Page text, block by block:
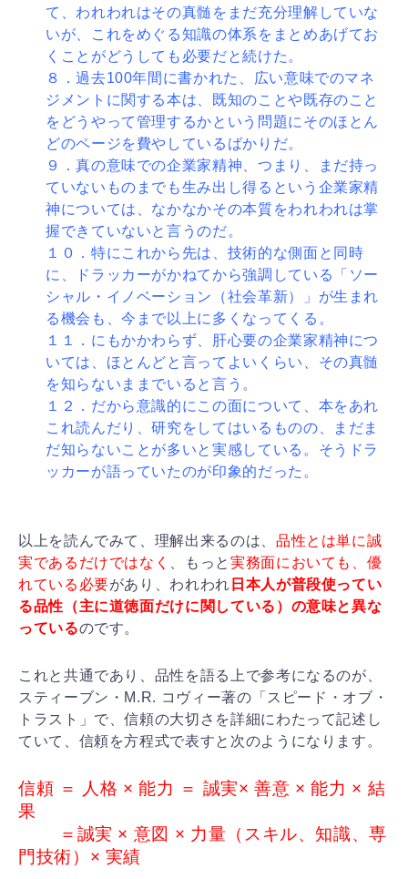
て、われわれはその真髄をまだ充分理解していな
いが、これをめぐる知識の体系をまとめあげてお
くことがどうしても必要だと続けた。
８．過去100年間に書かれた、広い意味でのマネ
ジメン トに関する本は、既知のことや既存のこと
をどうやって管理するかという問題にそのほとん
どのページを費やしてい るばかりだ。
９．真の意味での企業家精神、つまり、まだ持っ
ていない ものまでも生み出し得るという企業家精
神については、なかなかその本質をわれわれは掌
握できていないと言うのだ。
１０．特にこれから先は、技術的な側面と同時
に、ドラッ カーがかねてから強調している「ソー
シャル・イノベーシ ョン（社会革新）」が生まれ
る機会も、今まで以上に多く なってくる。
１１．にもかかわらず、肝心要の企業家精神につ
いては、 ほとんどと言ってよいくらい、その真髄
を知らないままでいると言う。
１２．だから意識的にこの面について、本をあれ
これ読んだり、研究をしてはいるものの、まだま
だ知らないことが多いと実感している。そうドラ
ッカーが語っていたのが印象的だった。
以上を読んでみて、理解出来るのは、 品性とは単に誠
実であるだけではなく 、もっと 実務面においても、優
れている 必要があり、われわれ 日本人が普段使ってい
る品性（主に道徳面だけに関している）の意味と異な
っているのです。
これと共通であり、品性を語る上で参考になるのが、
ステ ィーブン・M.R. コヴィー著の「スピード・オブ・
トラスト」で、信頼の大切さを詳細にわたって記述し
ていて、信頼を方程式で表すと次のようになります。
信頼 ＝ 人格 × 能力 ＝ 誠実× 善意 × 能力 × 結
果
＝誠実 × 意図 × 力量（スキル、知識、専
門技術）× 実績